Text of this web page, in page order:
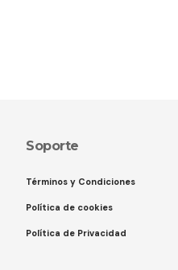
Soporte
Términos y Condiciones
Política de cookies
Política de Privacidad